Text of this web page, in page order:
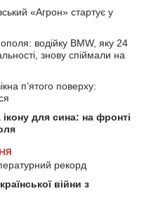
«Агрон» стартує у
водійку BMW, яку 24
знову спіймали на
п’ятого поверху:
для сина: на фронті
рекорд
війни з